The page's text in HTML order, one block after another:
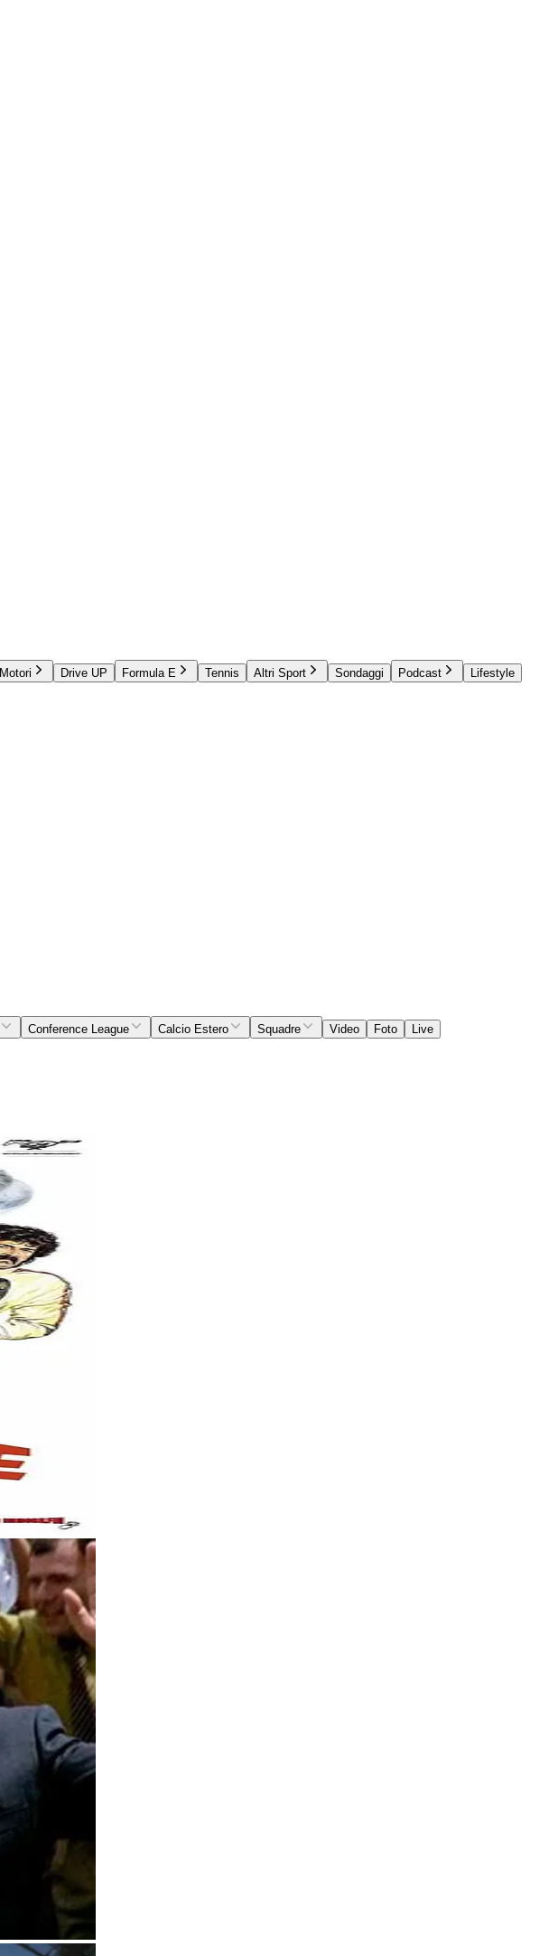
Motori Drive UP Formula E Tennis Altri Sport Sondaggi Podcast
Lifestyle
Conference League Calcio Estero Squadre Video Foto
Live